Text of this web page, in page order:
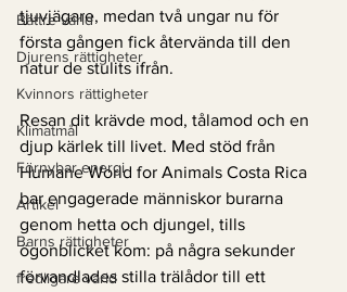
Bättre värld
Djurens rättigheter
Kvinnors rättigheter
Klimatmål
Förnybar energi
Artikel
Barns rättigheter
fredligare värld
tjuvjägare, medan två ungar nu för
första gången fick återvända till den
natur de stulits ifrån.
Resan dit krävde mod, tålamod och en
djup kärlek till livet. Med stöd från
Humane World for Animals Costa Rica
bar engagerade människor burarna
genom hetta och djungel, tills
ögonblicket kom: på några sekunder
förvandlades stilla trälådor till ett